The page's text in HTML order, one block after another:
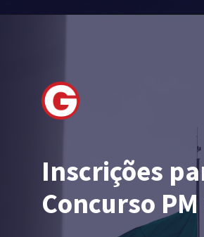
Inscrições
Concurso PM